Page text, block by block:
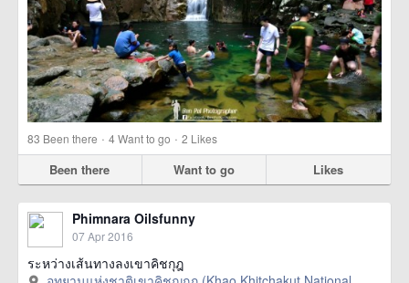
83 Been there · 4Want to go · 2 Likes
Been there Want to go Likes
Phimnara Oilsfunny
07 Apr 2016
ระหว่างเส้นทางลงเขาคิชกุฎ